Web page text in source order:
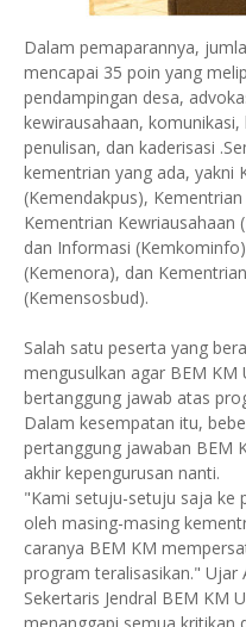
Dalam pemaparannya,
mencapai 35 poin yang
pendampingan desa,
kewirausahaan,
penulisan, dan kaderisasi
kementrian yang ada, yakni
(Kemendakpus),
Kementrian Kewriausahaan
dan Informasi
(Kemenora), dan
(Kemensosbud).
Salah satu peserta yang
mengusulkan agar BEM KM
bertanggung jawab atas
Dalam kesempatan itu,
pertanggung jawaban BEM
akhir kepengurusan nanti.
"Kami setuju-setuju saja ke
oleh masing-masing
caranya BEM KM
program teralisasikan." Ujar
Sekertaris Jendral BEM KM